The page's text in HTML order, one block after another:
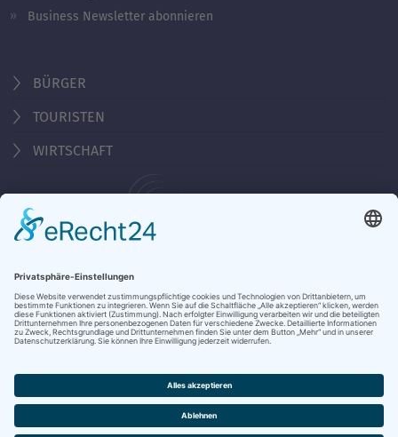
Business Newsletter abonnieren
BÜRGER
TOURISTEN
WIRTSCHAFT
Behördennummer 115
KONTAKT
NOTRUFE & HOTLINES
JOBS
STADTANZEIGER
BROSCHÜREN
PRESSE
DATENSCHUTZ